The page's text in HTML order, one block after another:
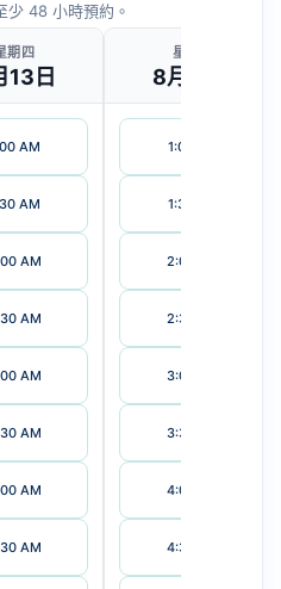
少 48 小時預約。
期四
13日
AM
AM
AM
AM
AM
AM
AM
AM
星期五
8月14日
1:00 AM
1:30 AM
2:00 AM
2:30 AM
3:00 AM
3:30 AM
4:00 AM
4:30 AM